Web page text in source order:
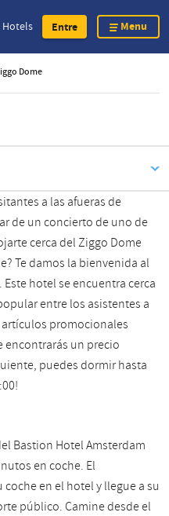
Hotels Entre Menu
Dome
a las afueras de
de un concierto de uno de
cerca del Ziggo Dome
Te damos la bienvenida al
. Este hotel se encuentra cerca
entre los asistentes a
promocionales
encontrarás un precio
puedes dormir hasta
Bastion Hotel Amsterdam
en coche. El
en el hotel y llegue a su
público. Camine desde el